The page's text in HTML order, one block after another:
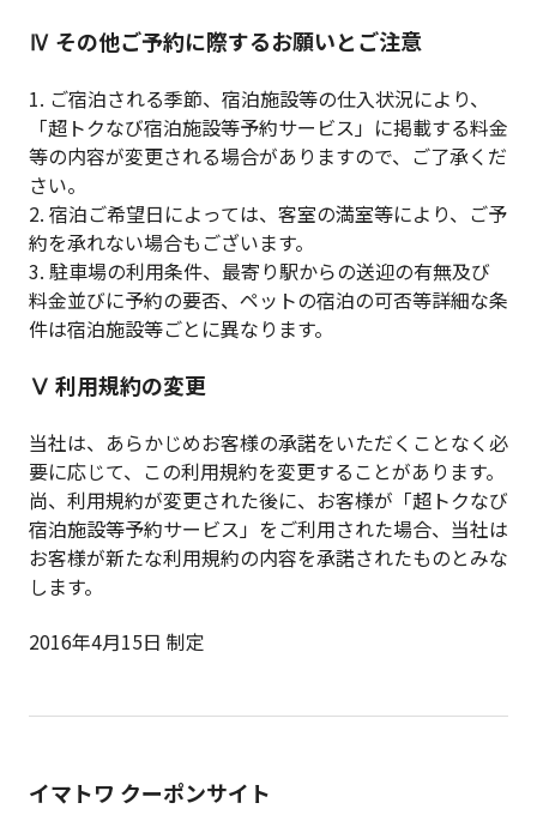
Ⅳ その他ご予約に際するお願いとご注意
1. ご宿泊される季節、宿泊施設等の仕入状況により、
「超トクなび宿泊施設等予約サービス」に掲載する料金
等の内容が変更される場合がありますので、ご了承くだ
さい。
2. 宿泊ご希望日によっては、客室の満室等により、ご予
約を承れない場合もございます。
3. 駐車場の利用条件、最寄り駅からの送迎の有無及び
料金並びに予約の要否、ペットの宿泊の可否等詳細な条
件は宿泊施設等ごとに異なります。
Ⅴ 利用規約の変更
当社は、あらかじめお客様の承諾をいただくことなく必
要に応じて、この利用規約を変更することがあります。
尚、利用規約が変更された後に、お客様が「超トクなび
宿泊施設等予約サービス」をご利用された場合、当社は
お客様が新たな利用規約の内容を承諾されたものとみな
します。
2016年4月15日 制定
イマトワ クーポンサイト